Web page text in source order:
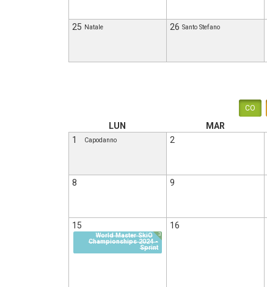
25 Natale 26 Santo Stefano
CO
LUN MAR
1
Capodanno 2
8 9
15
3
World Master SkiO
Championships 2024 -
Sprint
16